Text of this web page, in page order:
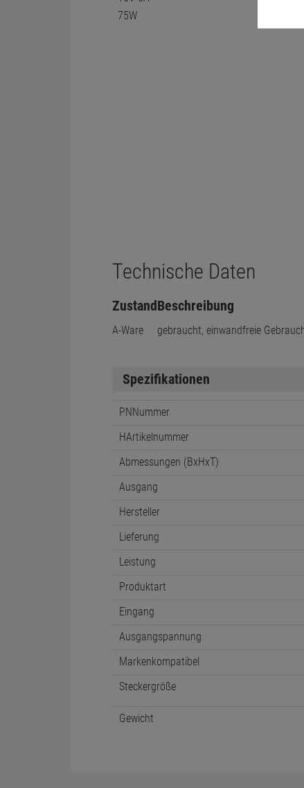
Technische Daten
Zustand
A-Ware
Beschreibung
gebraucht, einwandfreie
Spezifikationen
PNNummer
HArtikelnummer
Abmessungen (BxHxT)
Ausgang
Hersteller
Lieferung
Leistung
Produktart
Eingang
Ausgangspannung
Markenkompatibel
Steckergröße
Gewicht